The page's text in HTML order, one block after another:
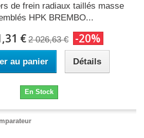
de frein radiaux taillés masse
HPK BREMBO...
€ 2 026,63 € -20%
au panier Détails
En Stock